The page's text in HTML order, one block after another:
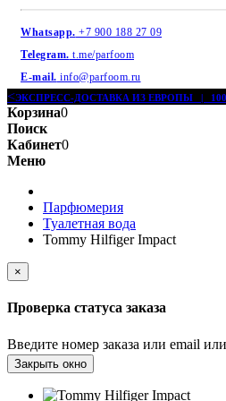
Whatsapp. +7 900 188 27 09
Telegram. t.me/parfoom
E-mail. info@parfoom.ru
<ЭКСПРЕСС-ДОСТАВКА ИЗ ЕВРОПЫ |
Корзина0
Поиск
Кабинет0
Меню
Парфюмерия
Туалетная вода
Tommy Hilfiger Impact
×
Проверка статуса заказа
Введите номер заказа или email
Закрыть окно